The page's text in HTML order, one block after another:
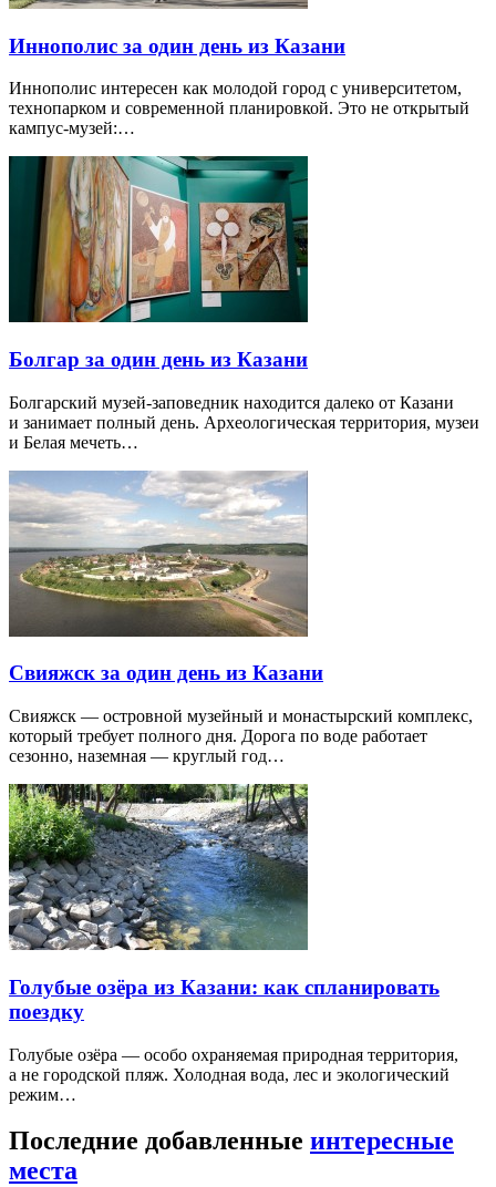
Иннополис за один день из Казани
Иннополис интересен как молодой город с университетом,
технопарком и современной планировкой. Это не открытый
кампус-музей:…
Болгар за один день из Казани
Болгарский музей-заповедник находится далеко от Казани
и занимает полный день. Археологическая территория, музеи
и Белая мечеть…
Свияжск за один день из Казани
Свияжск — островной музейный и монастырский комплекс,
который требует полного дня. Дорога по воде работает
сезонно, наземная — круглый год…
Голубые озёра из Казани: как спланировать
поездку
Голубые озёра — особо охраняемая природная территория,
а не городской пляж. Холодная вода, лес и экологический
режим…
Последние добавленные интересные
места